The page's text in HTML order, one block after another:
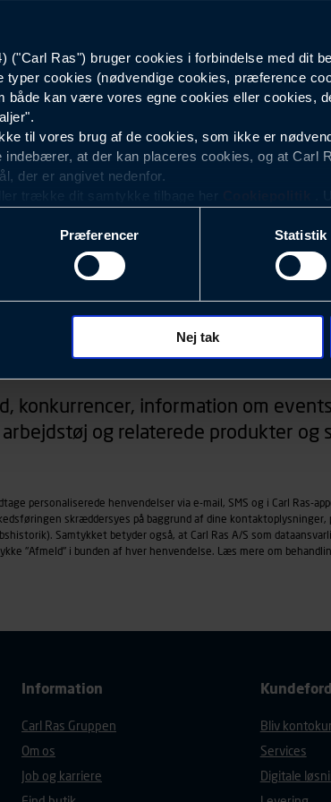
("Carl Ras") bruger cookies i forbindelse med dit
typer cookies (nødvendige cookies, præference
både kan være vores egne cookies eller cookies,
til vores brug af de cookies, som ikke er
indebærer, at der kan placeres cookies, og at Carl
der er angivet nedenfor.
trække dit samtykke tilbage her
.
med det formål at optimere design,
analyser af, hvilke oplysninger der er mest
hvad der klikkes på, sider/indhold der besøges,
(computer, smartphone mv.) samt de features, der
browsertype, søgeord, IP-adresse,
der anvendes.
persondatapolitik, der indeholder yderligere
Præferencer Statistik
Nej tak
2608901621
Nyhedsbrev
konkurrencer, information om
arbejdstøj og relaterede produkter og
personaliserede henvendelser via e-mail, SMS og i Carl Ras-
skræddersyes på baggrund af dine
Samtykket betyder også, at Carl Ras A/S som
"Afmeld" i bunden af hver henvendelse. Læs mere om
Information
Carl Ras Gruppen
Om os
Job og karriere
Bliv
Services
Digitale